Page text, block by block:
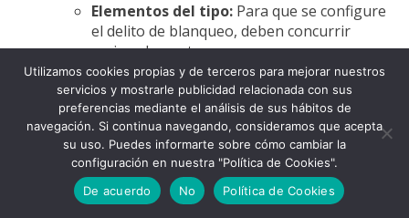
Elementos del tipo: Para que se configure
el delito de blanqueo, deben concurrir
varios elementos:
Origen delictivo de los bienes:Los
fondos o bienes que la mula maneja
deben provenir de una actividad
delictiva previa. En el caso de las
mulas, este delito precedente suele
ser una estafa, un fraude informático,
unphishing
, o cualquier otro delito
Utilizamos cookies propias y de terceros para mejorar nuestros
servicios y mostrarle publicidad relacionada con sus
preferencias mediante el análisis de sus hábitos de
navegación. Si continua navegando, consideramos que acepta
su uso. Puedes informarte sobre cómo cambiar la
configuración en nuestra "Política de Cookies".
De acuerdo
No Política de Cookies